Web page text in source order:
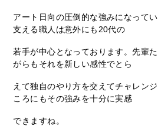
アート日向の圧倒的な強みになって
支える職人は意外にも20代の
若手が中心となっております。先輩
がらもそれを新しい感性でとら
えて独自のやり方を交えてチャレン
ころにもその強みを十分に実感
できますね。